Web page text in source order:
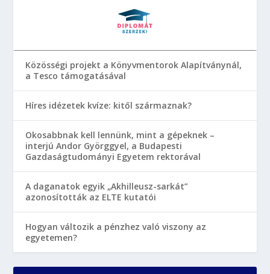
Közösségi projekt a Könyvmentorok Alapítványnál,
a Tesco támogatásával
Híres idézetek kvíze: kitől származnak?
Okosabbnak kell lennünk, mint a gépeknek –
interjú Andor Györggyel, a Budapesti
Gazdaságtudományi Egyetem rektorával
A daganatok egyik „Akhilleusz-sarkát”
azonosították az ELTE kutatói
Hogyan változik a pénzhez való viszony az
egyetemen?